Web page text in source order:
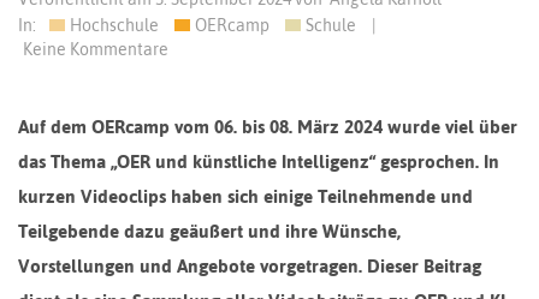
In:
Hochschule OERcamp Schule
Keine Kommentare
Auf dem OERcamp vom 06. bis 08. März 2024 wurde viel über
das Thema „OER und künstliche Intelligenz“ gesprochen. In
kurzen Videoclips haben sich einige Teilnehmende und
Teilgebende dazu geäußert und ihre Wünsche,
Vorstellungen und Angebote vorgetragen. Dieser Beitrag